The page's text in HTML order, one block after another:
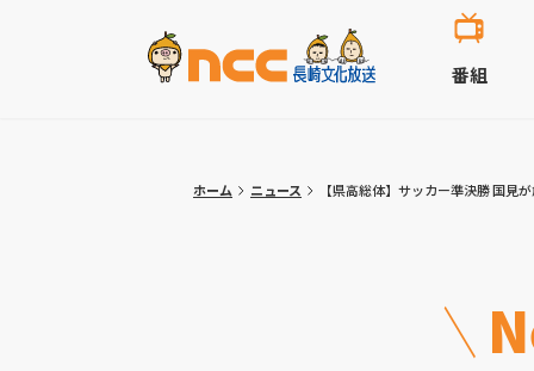
番組
ホーム ニュース 【県高総体】サッカー準決勝 国見